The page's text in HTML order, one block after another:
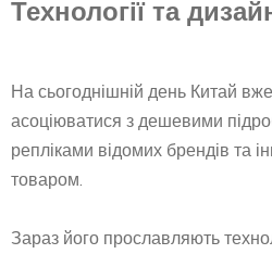
Технології та
На сьогоднішній день Китай
асоціюватися з дешевими
репліками відомих брендів та
товаром.
Зараз його прославляють